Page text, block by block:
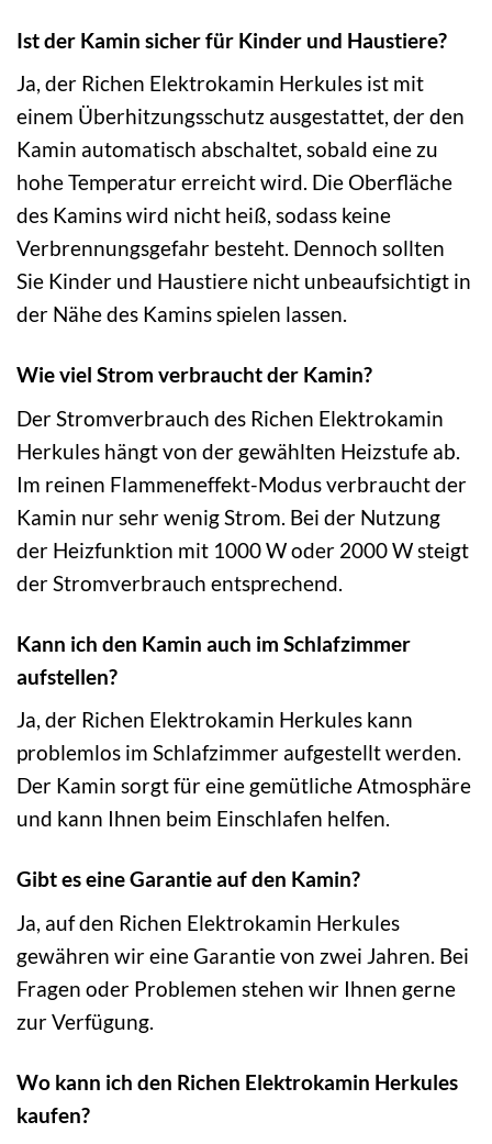
Ist der Kamin sicher für Kinder und Haustiere?
Ja, der Richen Elektrokamin Herkules ist mit
einem Überhitzungsschutz ausgestattet, der den
Kamin automatisch abschaltet, sobald eine zu
hohe Temperatur erreicht wird. Die Oberfläche
des Kamins wird nicht heiß, sodass keine
Verbrennungsgefahr besteht. Dennoch sollten
Sie Kinder und Haustiere nicht unbeaufsichtigt in
der Nähe des Kamins spielen lassen.
Wie viel Strom verbraucht der Kamin?
Der Stromverbrauch des Richen Elektrokamin
Herkules hängt von der gewählten Heizstufe ab.
Im reinen Flammeneffekt-Modus verbraucht der
Kamin nur sehr wenig Strom. Bei der Nutzung
der Heizfunktion mit 1000 W oder 2000 W steigt
der Stromverbrauch entsprechend.
Kann ich den Kamin auch im Schlafzimmer
aufstellen?
Ja, der Richen Elektrokamin Herkules kann
problemlos im Schlafzimmer aufgestellt werden.
Der Kamin sorgt für eine gemütliche Atmosphäre
und kann Ihnen beim Einschlafen helfen.
Gibt es eine Garantie auf den Kamin?
Ja, auf den Richen Elektrokamin Herkules
gewähren wir eine Garantie von zwei Jahren. Bei
Fragen oder Problemen stehen wir Ihnen gerne
zur Verfügung.
Wo kann ich den Richen Elektrokamin Herkules
kaufen?